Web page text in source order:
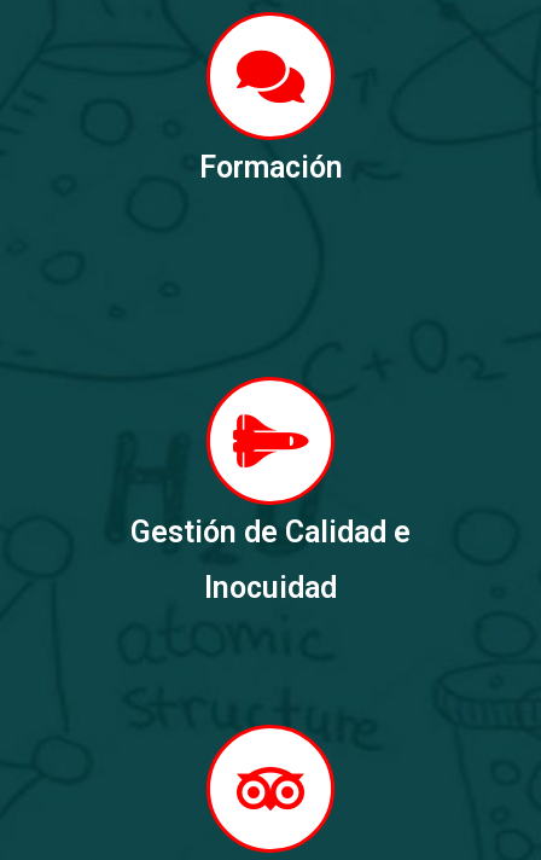
Formación
Gestión de Calidad e
Inocuidad